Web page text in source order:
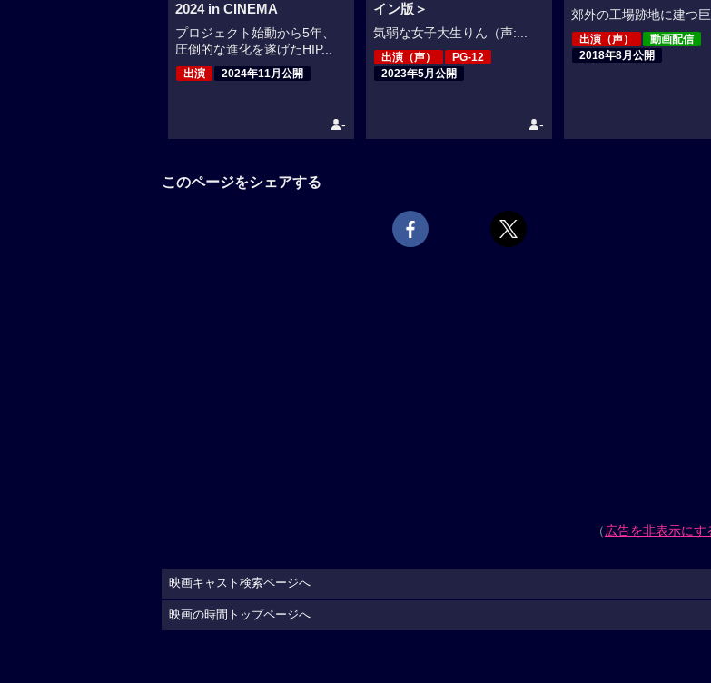
2024 in CINEMA
プロジェクト始動から5年、
圧倒的な進化を遂げたHIP...
出演 2024年11月公開
-
イン版＞
気弱な女子大生りん（声:...
出演（声）
PG-12
2023年5月公開
-
郊外の工場跡地に建つ
出演（声）
動画配信
2018年8月公開
このページをシェアする
（広告を非表示にす
映画キャスト検索ページへ
映画の時間トップページへ